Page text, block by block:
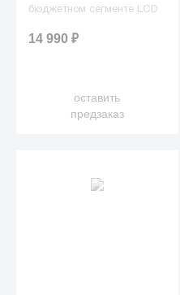
бюджетном сегменте LCD
самых популярных
14 990₽
оставить
предзаказ